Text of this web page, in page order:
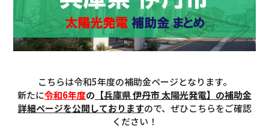
こちらは令和5年度の補助金ページとなります。
新たに令和6年度の 【兵庫県 伊丹市 太陽光発電】の補助金
詳細ページを公開しておりますので、ぜひこちらをご確認
ください！